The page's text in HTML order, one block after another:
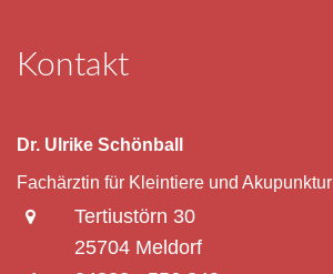
Kontakt
Dr. Ulrike Schönball
Fachärztin für Kleintiere und Akupunktur
Tertiustörn 30
25704 Meldorf